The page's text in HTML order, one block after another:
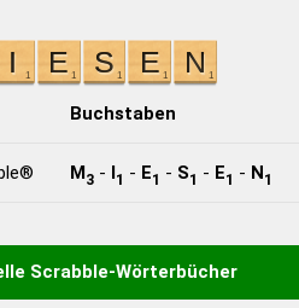
Buchstaben
M3- I1 - E1 - S1 - E1 - N1
Scrabble-Wörterbücher